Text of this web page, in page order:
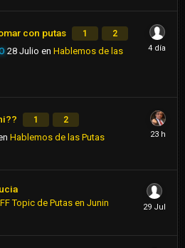
con putas 1 2
28 Julio en Hablemos de las
1 2
Hablemos de las Putas
Topic de Putas en Junin